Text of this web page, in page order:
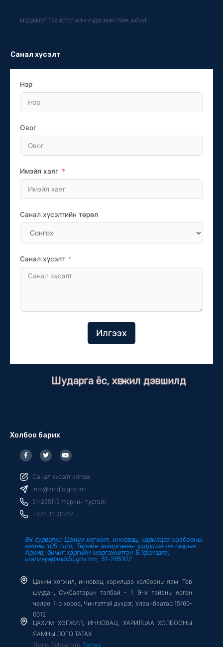
МЭДЭЭЛЭЛ ТЕХНОЛОГИЙН ҮНДЭСНИЙ ПАРК ААТУҮГ
Санал хүсэлт
Нэр
Овог
Имэйл хаяг
Санал хүсэлтийн төрөл
Санал хүсэлт
Илгээх
Шударга ёс, хөгжил дэвшилд
Холбоо барих
F
a
c
b
o
o
k
f
T
w
i
t
r
Y
o
u
u
e
Санал хүсэлт илгээх
info@mddic.gov.mn
51-265115 /төрийн тусгай/
+976-11330781
Эх сурвалж: Цахим хөгжил, инновац, харилцаа холбооны
яамны 105 тоот, Төрийн захиргааны удирдлагын газрын
Архив, бичиг хэргийн мэргэжилтэн Б.Уранзаяа,
uranzaya@mddic.gov.mn, 51-265102
Цахим хөгжил, инновац, харилцаа холбооны яам, Төв
шуудан, Сүхбаатарын талбай - 1, Энх тайвны өргөн
чөлөө, 1-р хороо, Чингэлтэй дүүрэг, Улаанбаатар 15160-
0012
ЦАХИМ ХӨГЖИЛ, ИННОВАЦ, ХАРИЛЦАА ХОЛБООНЫ
ЯАМНЫ ЛОГО ТАТАХ
Лого /Монгол/ Татах